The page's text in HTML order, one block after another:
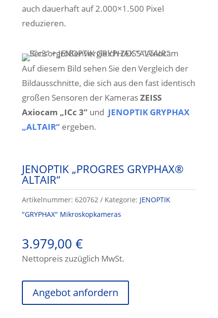
auch dauerhaft auf 2.000×1.500 Pixel
reduzieren.
Auf diesem Bild sehen Sie den Vergleich der
Bildausschnitte, die sich aus den fast identisch
großen Sensoren der KamerasZEISS
Axiocam „ICc 3”und JENOPTIK GRYPHAX
„ALTAIR“ergeben.
JENOPTIK „PROGRES GRYPHAX®
ALTAIR“
Artikelnummer: 620762 Kategorie: JENOPTIK
"GRYPHAX" Mikroskopkameras
3.979,00 €
Nettopreis zuzüglich MwSt.
Angebot anfordern